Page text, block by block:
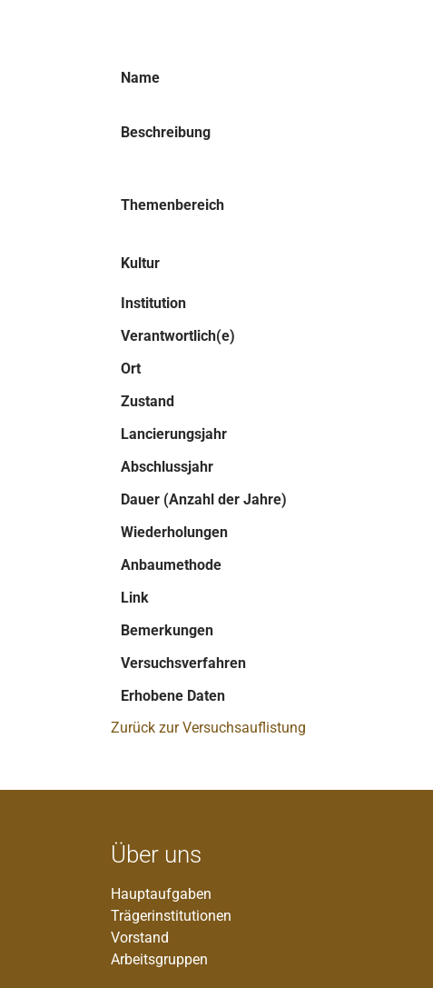
Name
Beschreibung
Themenbereich
Kultur
Institution
Verantwortlich(e)
Ort
Zustand
Lancierungsjahr
Abschlussjahr
Dauer (Anzahl der Jahre)
Wiederholungen
Anbaumethode
Link
Bemerkungen
Versuchsverfahren
Erhobene Daten
Zurück zur Versuchsauflistung
Über uns
Hauptaufgaben
Trägerinstitutionen
Vorstand
Arbeitsgruppen